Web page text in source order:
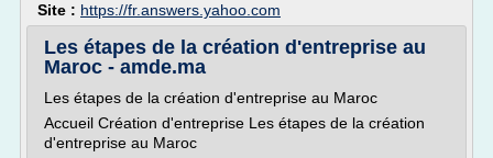
Site : https://fr.answers.yahoo.com
Les étapes de la création d'entreprise au
Maroc - amde.ma
Les étapes de la création d'entreprise au Maroc
Accueil Création d'entreprise Les étapes de la création
d'entreprise au Maroc